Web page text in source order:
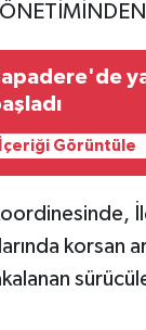
İçeriği Görüntüle